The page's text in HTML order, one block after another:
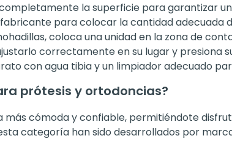
la superficie para garantizar
para colocar la cantidad adecuada
coloca una unidad en la zona de
correctamente en su lugar y presiona
con agua tibia y un limpiador adecuado
prótesis y ortodoncias?
más cómoda y confiable, permitiéndote
categoría han sido desarrollados por